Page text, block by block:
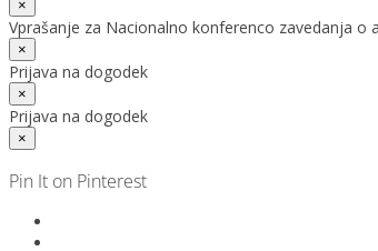
×
Vprašanje za Nacionalno konferenco zavedanja o
×
Prijava na dogodek
×
Prijava na dogodek
×
Pin It on Pinterest